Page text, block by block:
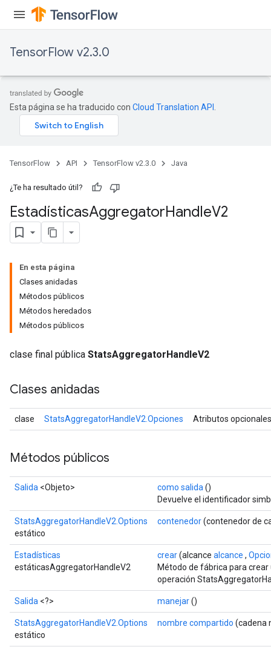
TensorFlow v2.3.0
Esta página se ha traducido con Cloud Translation API
TensorFlow API TensorFlow v2.3.0 Java
¿Te ha resultado útil?
EstadísticasAggregatorHandleV2
En esta página
Clases anidadas
Métodos públicos
Métodos heredados
Métodos públicos
clase final pública StatsAggregatorHandleV2
Clases anidadas
clase StatsAggregatorHandleV2.Opciones Atributos
Métodos públicos
Salida <Objeto> como salida ()
Devuelve el identificador
StatsAggregatorHandleV2.Options
estático
contenedor(contenedor de
Estadísticas
estáticasAggregatorHandleV2
crear(alcance alcance ,
Método de fábrica para
operación
Salida <?> manejar()
StatsAggregatorHandleV2.Options
estático
nombre compartido (cadena